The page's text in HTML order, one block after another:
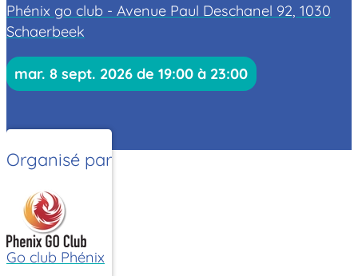
Phénix go club - Avenue Paul Deschanel 92, 1030
Schaerbeek
mar. 8 sept. 2026 de 19:00 à 23:00
Organisé par
Go club Phénix